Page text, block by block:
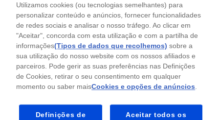
Flexível e sem preparação: imprima em minutos e use
Layout semanal simples - veja as aulas, os treinos, as
Espaço para anotações e listas de verificação:
Reutilizável e visível - coloque na geladeira ou em um
Utilizamos cookies (ou tecnologias semelhantes) para
personalizar conteúdo e anúncios, fornecer funcionalidades
de redes sociais e analisar o nosso tráfego. Ao clicar em
"Aceitar", concorda com esta utilização e com a partilha de
informações(Tipos de dados que recolhemos) sobre a
sua utilização do nosso website com os nossos afiliados e
parceiros. Pode gerir as suas preferências nas Definições
de Cookies, retirar o seu consentimento em qualquer
momento ou saber maisCookies e opções de anúncios
Definições de
Aceitar todos os